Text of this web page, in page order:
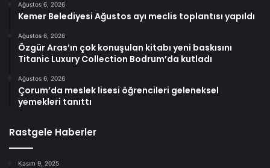
Ağustos 6, 2026
Kemer Belediyesi Ağustos ayı meclis toplantısı yapıldı
Ağustos 6, 2026
Özgür Aras’ın çok konuşulan kitabı yeni baskısını
Titanic Luxury Collection Bodrum’da kutladı
Ağustos 6, 2026
Çorum’da meslek lisesi öğrencileri geleneksel
yemekleri tanıttı
Rastgele Haberler
Kasım 9, 2025